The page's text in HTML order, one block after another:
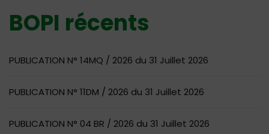
BOPI récents
PUBLICATION N° 14MQ / 2026 du 31 Juillet 2026
PUBLICATION N° 11DM / 2026 du 31 Juillet 2026
PUBLICATION N° 04 BR / 2026 du 31 Juillet 2026